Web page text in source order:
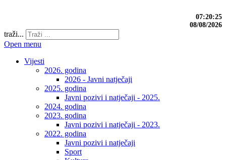
07:20:26
08/08/2026
traži...
Open menu
Vijesti
2026. godina
2026 - Javni natječaji
2025. godina
Javni pozivi i natječaji - 2025.
2024. godina
2023. godina
Javni pozivi i natječaji - 2023.
2022. godina
Javni pozivi i natječaji
Sport